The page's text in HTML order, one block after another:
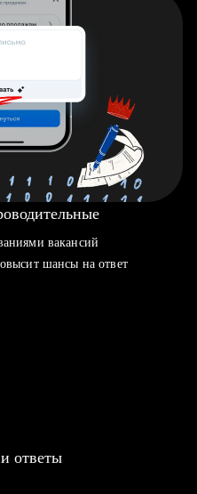
вакансий
шансы на ответ
ответы